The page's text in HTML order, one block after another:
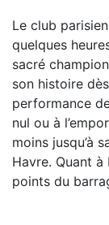
Le club
quelques
sacré
son histoire
performance
nul ou à
moins jusqu’à
Havre. Quant
points du